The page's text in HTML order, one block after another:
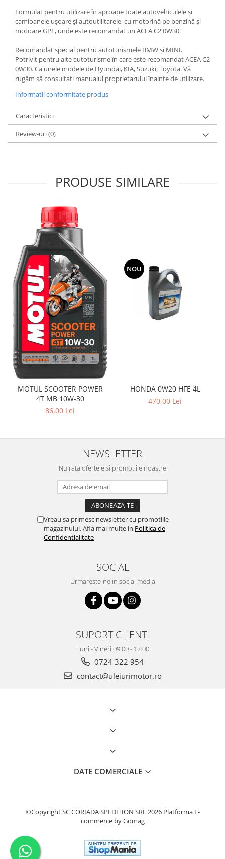
Formulat pentru utilizare în aproape toate autovehiculele și
camioanele ușoare și autoutilitarele, cu motorină pe benzină și
motoare GPL, unde este recomandat un ACEA C2 0W30.
Recomandat special pentru autoturismele BMW și MINI.
Potrivit pentru alte autoturisme în care este recomandat ACEA C2
0W30. Ca unele modele de Hyundai, KIA, Suzuki, Toyota. Vă
rugăm să consultați manualul proprietarului înainte de utilizare.
Informatii conformitate produs
Caracteristici
Review-uri(0)
PRODUSE SIMILARE
MOTUL SCOOTER POWER
4T MB 10W-30
86,00 Lei
NOU
HONDA 0W20 HFE 4L
470,00 Lei
NEWSLETTER
Nu rata ofertele si promotiile noastre
Vreau sa primesc newsletter cu promotiile
magazinului. Afla mai multe in Politica de
Confidentialitate
SOCIAL
Urmareste-ne in social media
SUPORT CLIENTI
Luni - Vineri 09:00 - 17:00
0724 322 954
contact@uleiurimotor.ro
DATE COMERCIALE
©Copyright SC CORIADA SPEDITION SRL 2026 Platforma E-
commerce by Gomag